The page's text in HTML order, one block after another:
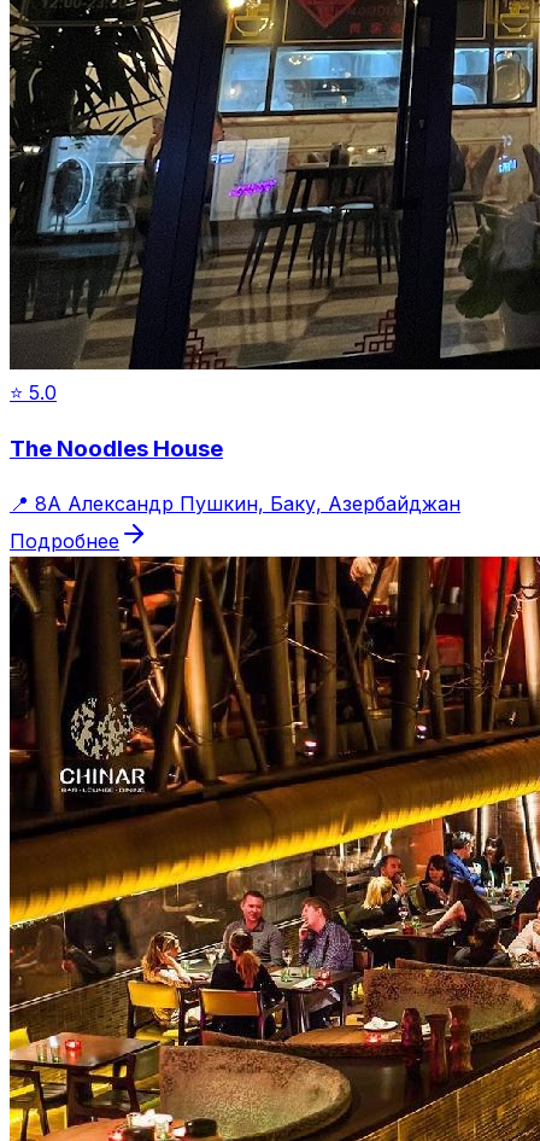
⭐ 5.0
The Noodles House
📍 8А Александр Пушкин, Баку, Азербайджан
Подробнее